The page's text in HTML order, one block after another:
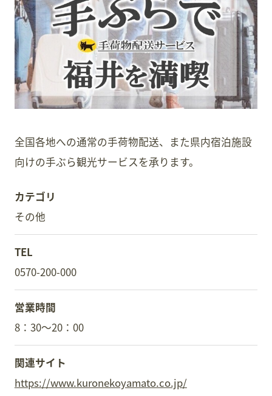
スタッフ募集
会員案内
周辺観光
全国各地への通常の手荷物配送、また県内宿泊施設
向けの手ぶら観光サービスを承ります。
カテゴリ
その他
TEL
0570-200-000
営業時間
8：30～20：00
関連サイト
https://www.kuronekoyamato.co.jp/